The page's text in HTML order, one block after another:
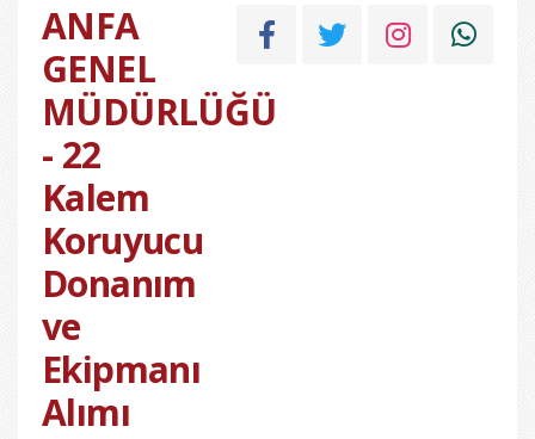
ANFA
GENEL
MÜDÜRLÜĞÜ
- 22
Kalem
Koruyucu
Donanım
ve
Ekipmanı
Alımı